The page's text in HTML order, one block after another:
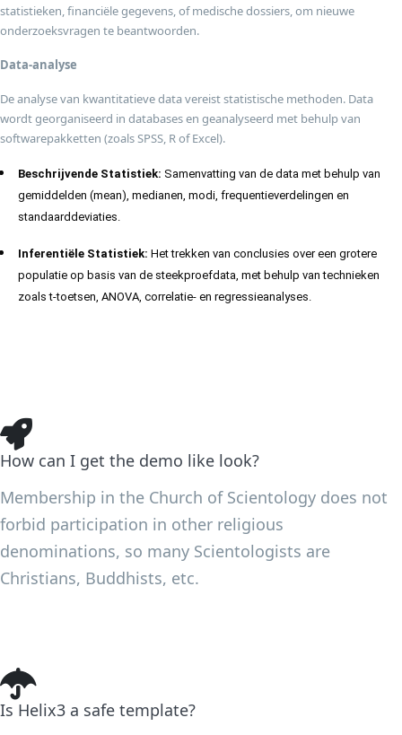
statistieken, financiële gegevens, of medische dossiers, om nieuwe
onderzoeksvragen te beantwoorden.
Data-analyse
De analyse van kwantitatieve data vereist statistische methoden. Data
wordt georganiseerd in databases en geanalyseerd met behulp van
softwarepakketten (zoals SPSS, R of Excel).
Beschrijvende Statistiek: Samenvatting van de data met behulp van
gemiddelden (mean), medianen, modi, frequentieverdelingen en
standaarddeviaties.
Inferentiële Statistiek: Het trekken van conclusies over een grotere
populatie op basis van de steekproefdata, met behulp van technieken
zoals t-toetsen, ANOVA, correlatie- en regressieanalyses.
How can I get the demo like look?
Membership in the Church of Scientology does not
forbid participation in other religious
denominations, so many Scientologists are
Christians, Buddhists, etc.
Is Helix3 a safe template?